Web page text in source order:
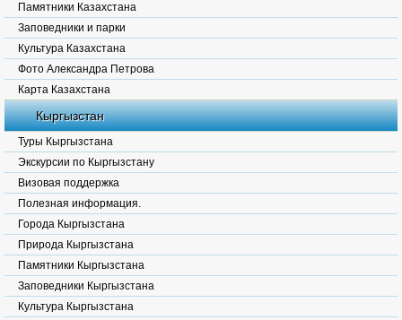
Памятники Казахстана
Заповедники и парки
Культура Казахстана
Фото Александра Петрова
Карта Казахстана
Кыргызстан
Туры Кыргызстана
Экскурсии по Кыргызстану
Визовая поддержка
Полезная информация.
Города Кыргызстана
Природа Кыргызстана
Памятники Кыргызстана
Заповедники Кыргызстана
Культура Кыргызстана